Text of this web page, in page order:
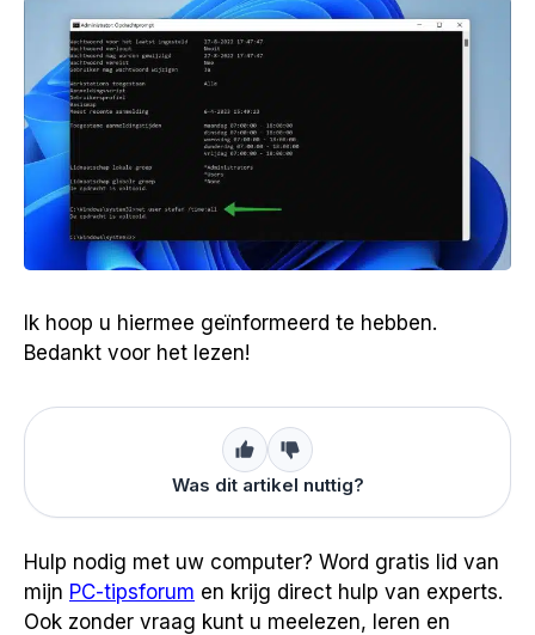
Ik hoop u hiermee geïnformeerd te hebben.
Bedankt voor het lezen!
Was dit artikel nuttig?
Hulp nodig met uw computer? Word gratis lid van
mijn PC-tipsforum en krijg direct hulp van experts.
Ook zonder vraag kunt u meelezen, leren en